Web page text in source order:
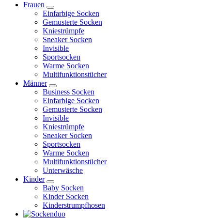
Frauen
Einfarbige Socken
Gemusterte Socken
Kniestrümpfe
Sneaker Socken
Invisible
Sportsocken
Warme Socken
Multifunktionstücher
Männer
Business Socken
Einfarbige Socken
Gemusterte Socken
Invisible
Kniestrümpfe
Sneaker Socken
Sportsocken
Warme Socken
Multifunktionstücher
Unterwäsche
Kinder
Baby Socken
Kinder Socken
Kinderstrumpfhosen